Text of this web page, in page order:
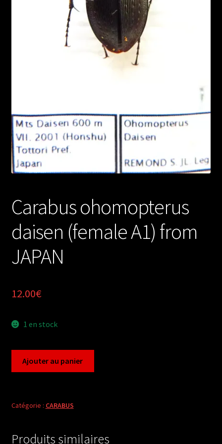
Carabus ohomopterus
daisen (female A1) from
JAPAN
12.00€
1 en stock
daisen
from
Ajouter au panier
Catégorie : CARABUS
Produits similaires